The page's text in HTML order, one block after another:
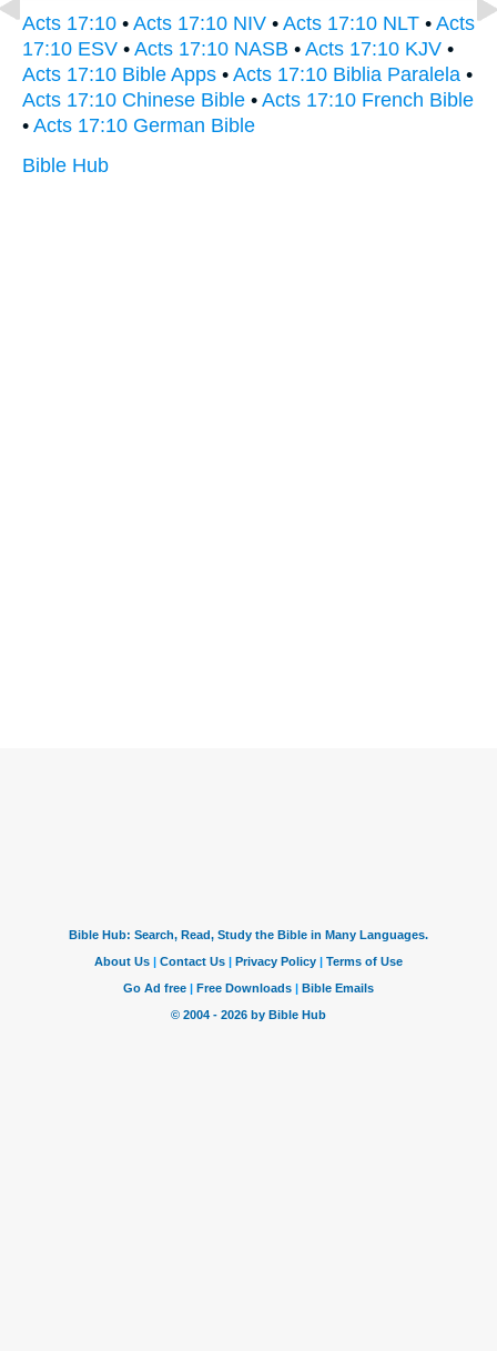
Acts 17:10 • Acts 17:10 NIV • Acts 17:10 NLT • Acts
17:10 ESV • Acts 17:10 NASB • Acts 17:10 KJV •
Acts 17:10 Bible Apps • Acts 17:10 Biblia Paralela •
Acts 17:10 Chinese Bible • Acts 17:10 French Bible
• Acts 17:10 German Bible
Bible Hub